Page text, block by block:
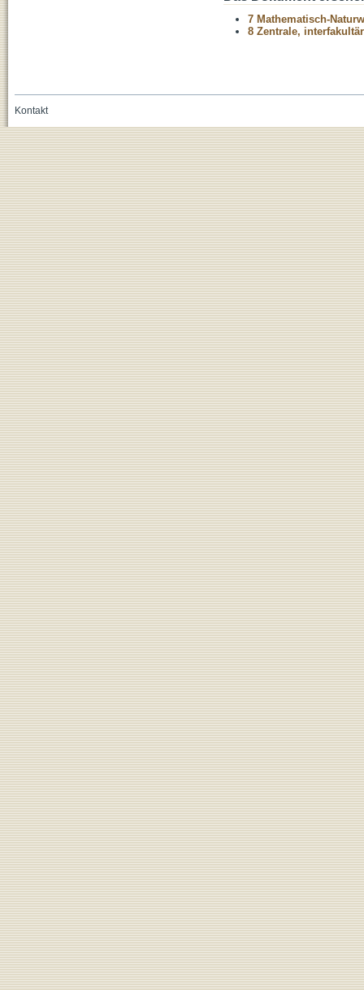
7 Mathematisch-
8 Zentrale,
Kontakt